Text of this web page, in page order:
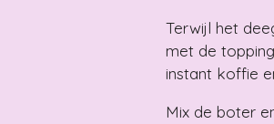
Terwijl het
met de
instant koffie
Mix de boter